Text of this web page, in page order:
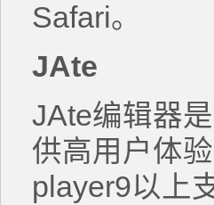
Safari。
JAte
JAte编辑器
供高用户体
player9以上